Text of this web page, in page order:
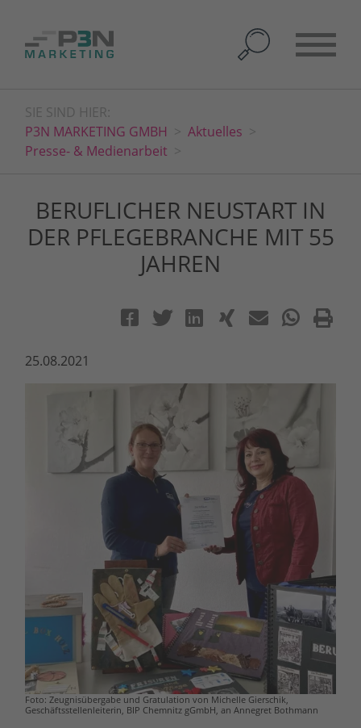
SIE SIND HIER:
P3N MARKETING GMBH
Aktuelles
Presse- & Medienarbeit
BERUFLICHER NEUSTART IN
DER PFLEGEBRANCHE MIT 55
JAHREN
25.08.2021
Foto: Zeugnisübergabe und Gratulation von Michelle Gierschik,
Geschäftsstellenleiterin, BIP Chemnitz gGmbH, an Annegret Bothmann